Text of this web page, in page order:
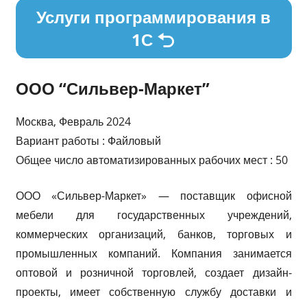
Услуги программирования в
1С
ООО “Сильвер-Маркет”
Москва, Февраль 2024
Вариант работы : Файловый
Общее число автоматизированных рабочих мест : 50
ООО «Сильвер-Маркет» — поставщик офисной
мебели для государственных учреждений,
коммерческих организаций, банков, торговых и
промышленных компаний. Компания занимается
оптовой и розничной торговлей, создает дизайн-
проекты, имеет собственную службу доставки и